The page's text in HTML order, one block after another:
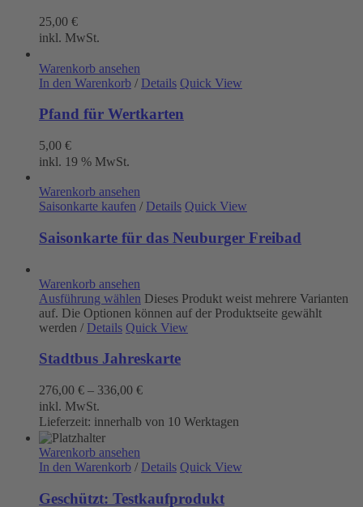
25,00 €
inkl. MwSt.
Warenkorb ansehen
In den Warenkorb / Details Quick View
Pfand für Wertkarten
5,00 €
inkl. 19 % MwSt.
Warenkorb ansehen
Saisonkarte kaufen / Details Quick View
Saisonkarte für das Neuburger Freibad
Warenkorb ansehen
Ausführung wählen Dieses Produkt weist mehrere Varianten
auf. Die Optionen können auf der Produktseite gewählt
werden / Details Quick View
Stadtbus Jahreskarte
276,00 € – 336,00 €
inkl. MwSt.
Lieferzeit: innerhalb von 10 Werktagen
Warenkorb ansehen
In den Warenkorb / Details Quick View
Geschützt: Testkaufprodukt